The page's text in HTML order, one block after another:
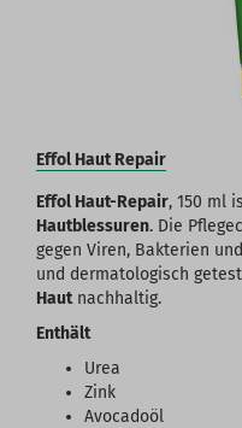
Effol Haut Repair
Effol Haut-Repair, 150 ml
Hautblessuren. Die
gegen Viren, Bakterien
und dermatologisch
Hautnachhaltig.
Enthält
Urea
Zink
Avocadoöl